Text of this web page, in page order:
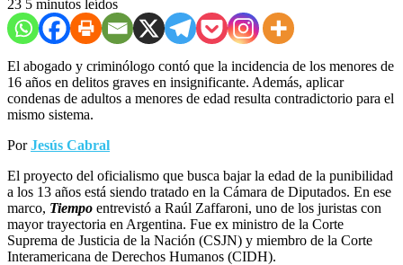
23 5 minutos leídos
El abogado y criminólogo contó que la incidencia de los menores de
16 años en delitos graves en insignificante. Además, aplicar
condenas de adultos a menores de edad resulta contradictorio para el
mismo sistema.
PorJesús Cabral
El proyecto del oficialismo que busca bajar la edad de la punibilidad
a los 13 años está siendo tratado en la Cámara de Diputados. En ese
marco, Tiempo entrevistó a Raúl Zaffaroni, uno de los juristas con
mayor trayectoria en Argentina. Fue ex ministro de la Corte
Suprema de Justicia de la Nación (CSJN) y miembro de la Corte
Interamericana de Derechos Humanos (CIDH).